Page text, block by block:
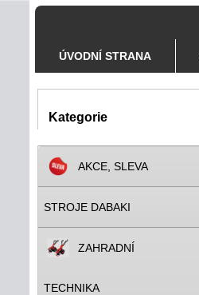
ÚVODNÍ STRANA
Kategorie
AKCE, SLEVA
STROJE DABAKI
ZAHRADNÍ
TECHNIKA